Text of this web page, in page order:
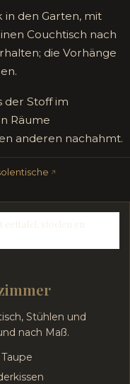
in den Garten, mit
Couchtisch nach
die Vorhänge
der Stoff im
Räume
anderen nachahmt.
Stühlen und
nach Maß.